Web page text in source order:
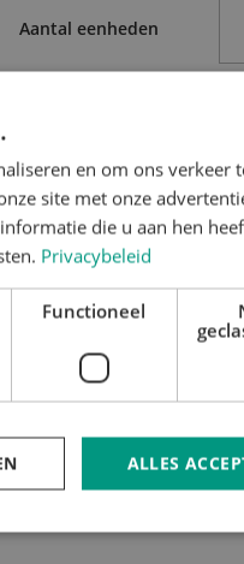
Aantal eenheden
en om ons verkeer
site met onze
die u aan hen
Privacybeleid
Functioneel
ALLES